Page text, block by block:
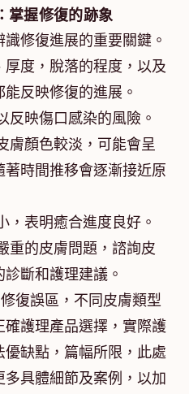
掌握修復的跡象
修復進展的重要關鍵。
度，脫落的程度，以及
反映修復的進展。
反映傷口感染的風險。
膚顏色較淡，可能會呈
時間推移會逐漸接近原
，表明癒合進度良好。
重的皮膚問題，諮詢皮
斷和護理建議。
復誤區，不同皮膚類型
護理產品選擇，實際護
缺點，篇幅所限，此處
具體細節及案例，以加